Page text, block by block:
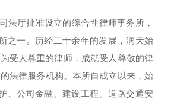
法厅批准设立的综合性律师事务所，
之一。历经二十余年的发展，润天始
受人尊重的律师，成就受人尊敬的律
法律服务机构。本所自成立以来，始
、公司金融、建设工程、道路交通安